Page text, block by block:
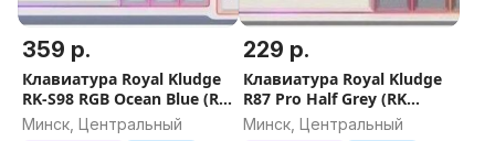
359 р.
Клавиатура Royal Kludge
RK-S98 RGB Ocean Blue (RK
Cream)
Минск, Центральный
229 р.
Клавиатура Royal Kludge
R87 Pro Half Grey (RK
Brown)
Минск, Центральный